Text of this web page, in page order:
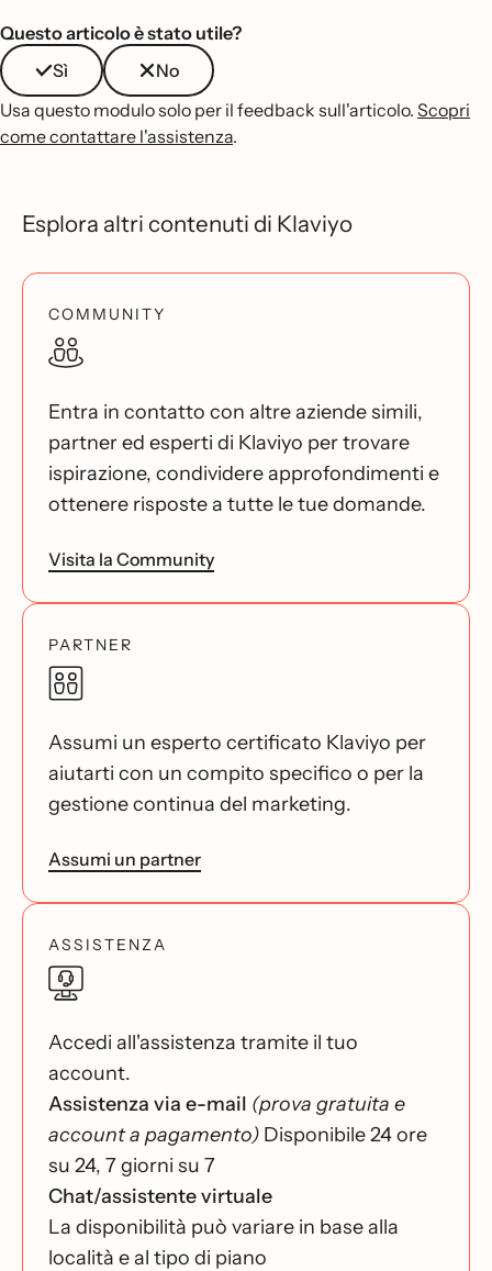
Questo articolo è stato utile?
Sì
No
Usa questo modulo solo per il feedback sull'articolo. Scopri
come contattare l'assistenza.
Esplora altri contenuti di Klaviyo
COMMUNITY
Entra in contatto con altre aziende simili,
partner ed esperti di Klaviyo per trovare
ispirazione, condividere approfondimenti e
ottenere risposte a tutte le tue domande.
Visita la Community
PARTNER
Assumi un esperto certificato Klaviyo per
aiutarti con un compito specifico o per la
gestione continua del marketing.
Assumi un partner
ASSISTENZA
Accedi all'assistenza tramite il tuo
account.
Assistenza via e-mail (prova gratuita e
account a pagamento) Disponibile 24 ore
su 24, 7 giorni su 7
Chat/assistente virtuale
La disponibilità può variare in base alla
località e al tipo di piano